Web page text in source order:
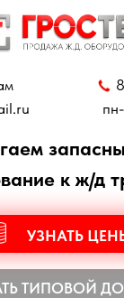
пн-пт: с 9.00 - 17.00
ДОГОВОР
части
заказа
14 дней
техническим вопросам